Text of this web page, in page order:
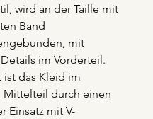
wird an der Taille mit
Band
mit
im Vorderteil.
ist das Kleid im
Mittelteil durch einen
Einsatz mit V-